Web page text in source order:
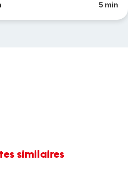
5 min
similaires